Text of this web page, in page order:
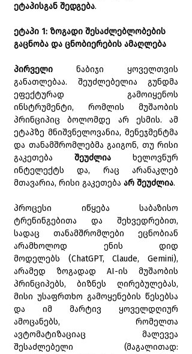
ეტაპისგან შედგება.
ეტაპი 1: ზოგადი შესაძლებლობების
გაცნობა და ცნობიერების ამაღლება
პირველი ნაბიჯი ყოველთვის
განათლებაა. შეუძლებელია გუნდმა
ეფექტურად გამოიყენოს
ინსტრუმენტი, რომლის მუშაობის
პრინციპიც ბოლომდე არ ესმის. ამ
ეტაპზე მნიშვნელოვანია, მენეჯმენტმა
და თანამშრომლებმა გაიგონ, თუ რისი
გაკეთება შეუძლია ხელოვნურ
ინტელექტს და, რაც არანაკლებ
მთავარია, რისი გაკეთება არ შეუძლია.
პროცესი იწყება საბაზისო
ტრენინგებითა და შეხვედრებით,
სადაც თანამშრომლები ეცნობიან
არამხოლოდ ენის დიდ
მოდელებს (ChatGPT, Claude, Gemini),
არამედ ზოგადად AI-ის მუშაობის
პრინციპებს, ბიზნეს ღირებულებას,
მისი უსაფრთხო გამოყენების წესებსა
და იმ მარტივ ყოველდღიურ
ამოცანებს, რომელთა
ავტომატიზაციაც მალევეა
შესაძლებელი (მაგალითად: